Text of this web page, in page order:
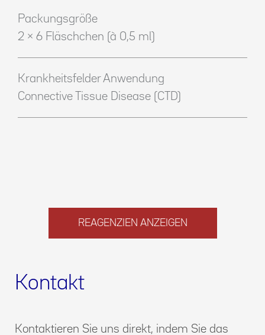
Packungsgröße
2 × 6 Fläschchen (à 0,5 ml)
Krankheitsfelder Anwendung
Connective Tissue Disease (CTD)
REAGENZIEN ANZEIGEN
Kontakt
Kontaktieren Sie uns direkt, indem Sie das